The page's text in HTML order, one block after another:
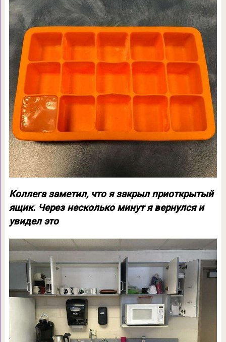
Коллега заметил, что я закрыл приоткрытый
ящик. Через несколько минут я вернулся и
увидел это